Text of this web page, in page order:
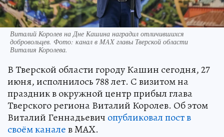
Виталий Королев на Дне Кашина наградил отличившихся
добровольцев. Фото: канал в MAX главы Тверской области
Виталия Королева.
В Тверской области городу Кашин сегодня, 27
июня, исполнилось 788 лет. С визитом на
праздник в окружной центр прибыл глава
Тверского региона Виталий Королев. Об этом
Виталий Геннадьевич опубликовал пост в
своём каналев MAX.